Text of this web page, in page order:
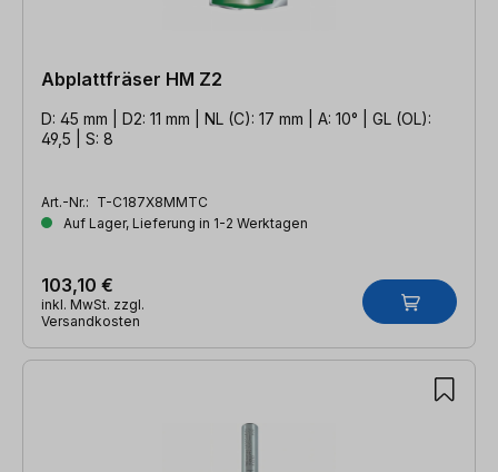
Abplattfräser HM Z2
D: 45 mm | D2: 11 mm | NL (C): 17 mm | A: 10° | GL (OL):
49,5 | S: 8
Art.-Nr.: T-C187X8MMTC
Auf Lager, Lieferung in 1-2 Werktagen
103,10 €
inkl. MwSt. zzgl.
Versandkosten